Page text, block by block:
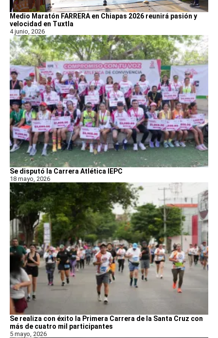
Medio Maratón FARRERA en Chiapas 2026 reunirá pasión y
velocidad en Tuxtla
4 junio, 2026
Se disputó la Carrera Atlética IEPC
18 mayo, 2026
Se realiza con éxito la Primera Carrera de la Santa Cruz con
más de cuatro mil participantes
5 mayo, 2026